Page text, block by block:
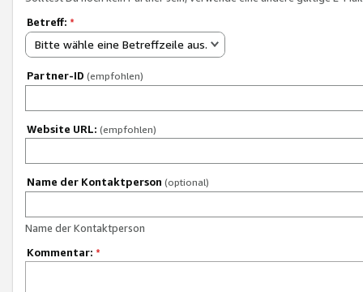
Betreff: *
Bitte wähle eine Betreffzeile aus.
Partner-ID (empfohlen)
Website URL: (empfohlen)
Name der Kontaktperson (optional)
Name der Kontaktperson
Kommentar: *